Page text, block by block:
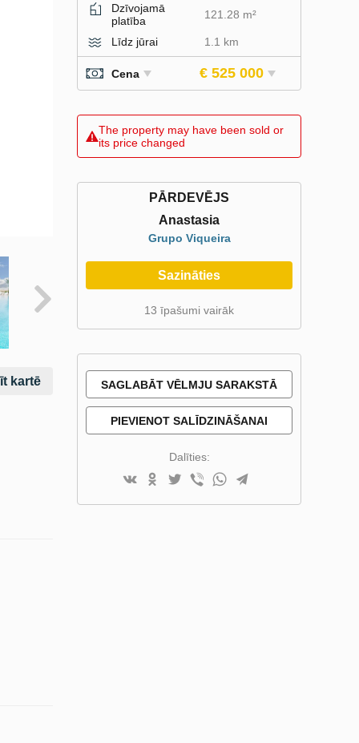
kartē
Dzīvojamā
platība
121.28 m²
Līdz jūrai 1.1 km
Cena € 525 000
The property may have been sold or
its price changed
PĀRDEVĒJS
Anastasia
Grupo Viqueira
Sazināties
13 īpašumi vairāk
SAGLABĀT VĒLMJU SARAKSTĀ
PIEVIENOT SALĪDZINĀŠANAI
Dalīties: